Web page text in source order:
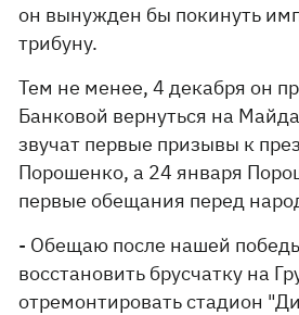
он вынужден бы покинуть
трибуну.
Тем не менее, 4 декабря он
Банковой вернуться на
звучат первые призывы к
Порошенко, а 24 января
первые обещания перед
- Обещаю после нашей
восстановить брусчатку на
отремонтировать стадион